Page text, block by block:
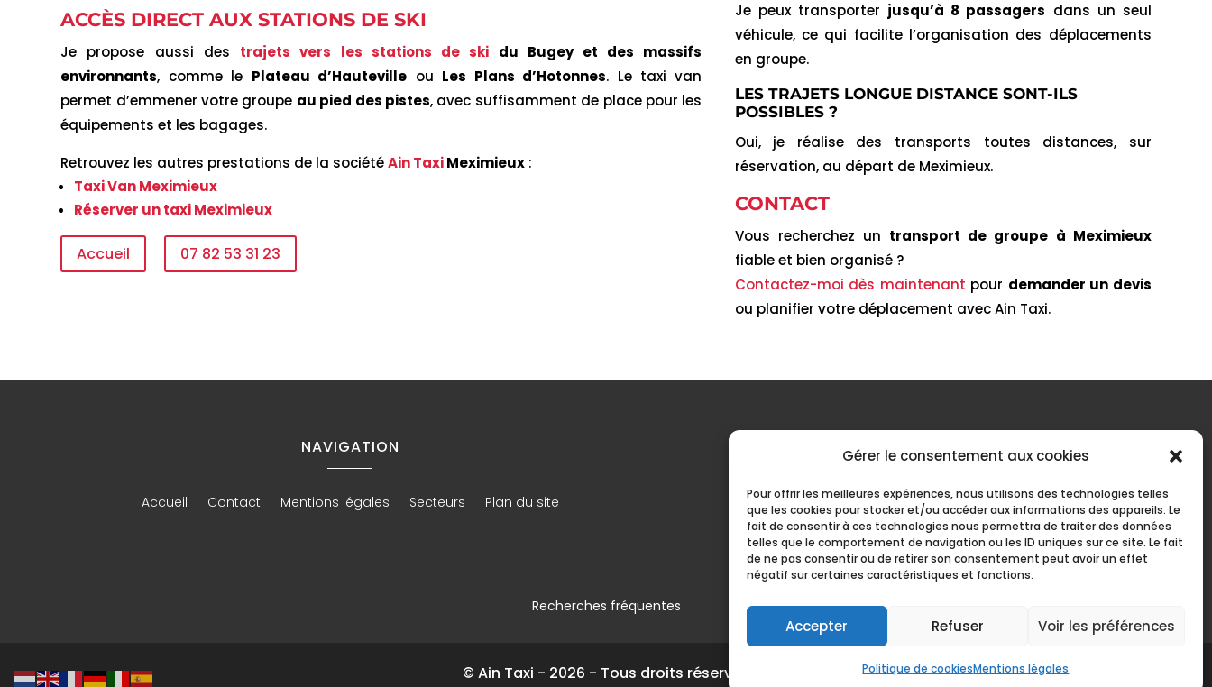
Gérer le consentement aux cookies
Pour offrir les meilleures expériences, nous utilisons des technologies telles
que les cookies pour stocker et/ou accéder aux informations des appareils. Le
fait de consentir à ces technologies nous permettra de traiter des données
telles que le comportement de navigation ou les ID uniques sur ce site. Le fait
de ne pas consentir ou de retirer son consentement peut avoir un effet
négatif sur certaines caractéristiques et fonctions.
Accepter Refuser Voir les préférences
Politique de cookiesMentions légales
ACCÈS DIRECT AUX STATIONS DE SKI
Je propose aussi des trajets vers les stations de ski du Bugey et des massifs
environnants, comme le Plateau d’Hauteville ou Les Plans d’Hotonnes. Le taxi van
permet d’emmener votre groupe au pied des pistes, avec suffisamment de place pour les
équipements et les bagages.
Retrouvez les autres prestations de la sociétéAin TaxiMeximieux :
Taxi Van Meximieux
Réserver un taxi Meximieux
Accueil 07 82 53 31 23
Je peux transporter jusqu’à 8 passagers dans un seul
véhicule, ce qui facilite l’organisation des déplacements
en groupe.
LES TRAJETS LONGUE DISTANCE SONT-ILS
POSSIBLES ?
Oui, je réalise des transports toutes distances, sur
réservation, au départ de Meximieux.
CONTACT
Vous recherchez un transport de groupe à Meximieux
fiable et bien organisé ?
Contactez-moi dès maintenant pour demander un devis
ou planifier votre déplacement avec Ain Taxi.
NAVIGATION
Accueil Contact Mentions légales Secteurs Plan du site
RÉALISATION
Recherches fréquentes
Taxi Van Montluel
Taxi Van Saint-Maurice-de-Beynost
Taxi Van Tramoyes Taxi Van Villieu-Loyes-Mollon Taxi Van Pont-d'Ain
© Ain Taxi - 2026 - Tous droits réservés